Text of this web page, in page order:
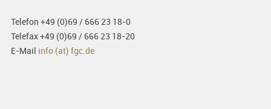
Telefon +49 (0)69 / 666 23 18-0
Telefax +49 (0)69 / 666 23 18-20
E-Mail info (at) fgc.de